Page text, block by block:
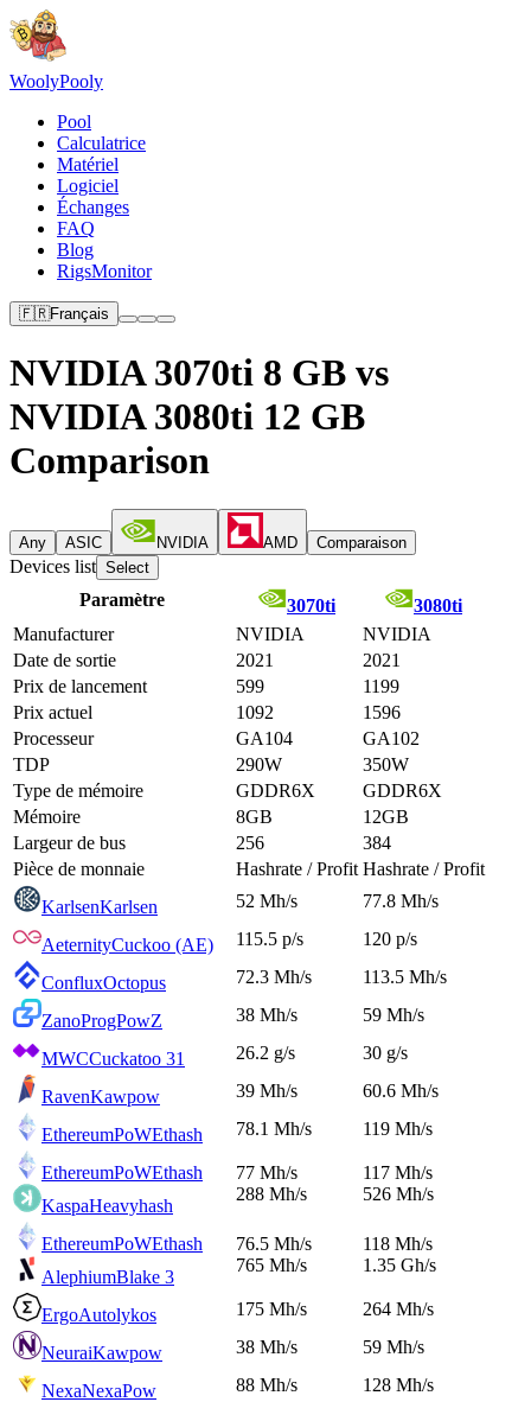
WoolyPooly
Pool
Calculatrice
Matériel
Logiciel
Échanges
FAQ
Blog
RigsMonitor
🇫🇷Français
NVIDIA 3070ti 8 GB vs
NVIDIA 3080ti 12 GB
Comparison
Any ASIC NVIDIA AMD Comparaison
Devices list Select
Paramètre 3070ti
3080ti
Manufacturer
NVIDIA
NVIDIA
Date de sortie
2021
2021
Prix de lancement
599
1199
Prix actuel
1092
1596
Processeur
GA104
GA102
TDP
290W
350W
Type de mémoire
GDDR6X
GDDR6X
Mémoire
8GB
12GB
Largeur de bus
256
384
Pièce de monnaie
Hashrate / Profit Hashrate / Profit
KarlsenKarlsen 52 Mh/s 77.8 Mh/s
AeternityCuckoo (AE) 115.5 p/s 120 p/s
ConfluxOctopus 72.3 Mh/s 113.5 Mh/s
ZanoProgPowZ 38 Mh/s 59 Mh/s
MWCCuckatoo 31 26.2 g/s 30 g/s
RavenKawpow 39 Mh/s 60.6 Mh/s
EthereumPoWEthash 78.1 Mh/s 119 Mh/s
EthereumPoWEthash
KaspaHeavyhash
77 Mh/s
288 Mh/s
117 Mh/s
526 Mh/s
EthereumPoWEthash
AlephiumBlake 3
76.5 Mh/s
765 Mh/s
118 Mh/s
1.35 Gh/s
ErgoAutolykos 175 Mh/s 264 Mh/s
NeuraiKawpow 38 Mh/s 59 Mh/s
NexaNexaPow 88 Mh/s 128 Mh/s